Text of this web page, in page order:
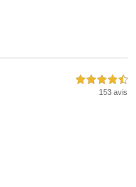
4,5 étoiles sur 5
153 avis